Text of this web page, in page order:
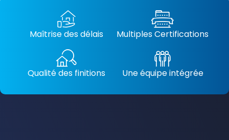
Maîtrise des délais Multiples Certifications
Qualité des finitions Une équipe intégrée